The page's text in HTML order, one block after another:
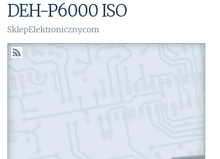
DEH-P6000 ISO
SklepElektroniczny.com